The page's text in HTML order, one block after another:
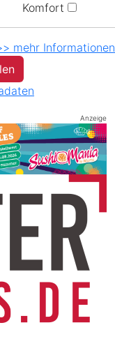
Komfort
mehr Informationen
Anzeige